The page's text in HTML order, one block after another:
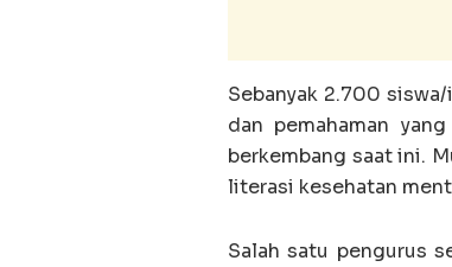
‎Sebanyak 2.700
dan pemahaman
berkembang saat ini.
literasi kesehatan
‎Salah satu pengurus